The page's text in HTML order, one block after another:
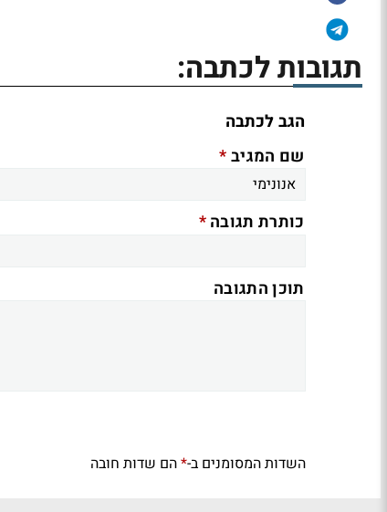
תגובות לכתבה:
הגב לכתבה
שם המגיב*
כותרת תגובה*
תוכן התגובה
השדות המסומנים ב-*הם שדות חובה